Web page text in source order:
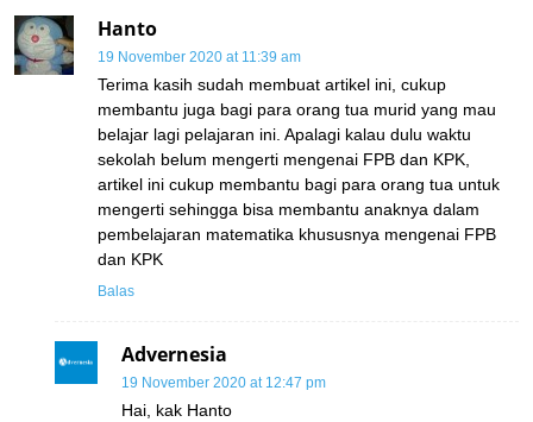
Hanto
19 November 2020 at 11:39 am
Terima kasih sudah membuat artikel ini, cukup
membantu juga bagi para orang tua murid yang mau
belajar lagi pelajaran ini. Apalagi kalau dulu waktu
sekolah belum mengerti mengenai FPB dan KPK,
artikel ini cukup membantu bagi para orang tua untuk
mengerti sehingga bisa membantu anaknya dalam
pembelajaran matematika khususnya mengenai FPB
dan KPK
Balas
Advernesia
19 November 2020 at 12:47 pm
Hai, kak Hanto